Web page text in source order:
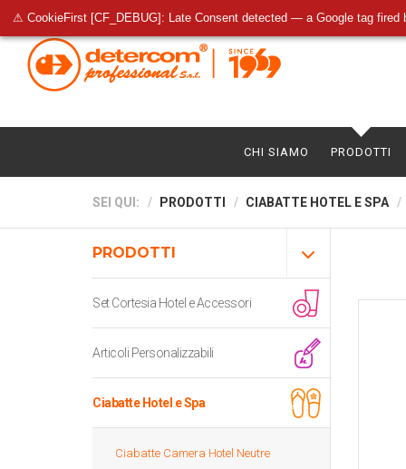
⚠ CookieFirst [CF_DEBUG]: Late Consent detected — a Google tag fired
CHI SIAMO PRODOTTI
SEI QUI: PRODOTTI CIABATTE HOTEL E SPA
PRODOTTI
Set Cortesia Hotel e Accessori
Articoli Personalizzabili
Ciabatte Hotel e Spa
Ciabatte Camera Hotel Neutre